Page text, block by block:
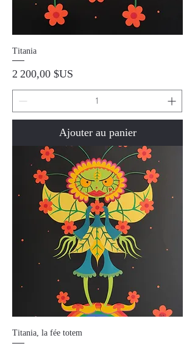
Titania
Prix
2 200,00 $US
Ajouter au panier
Titania, la fée totem